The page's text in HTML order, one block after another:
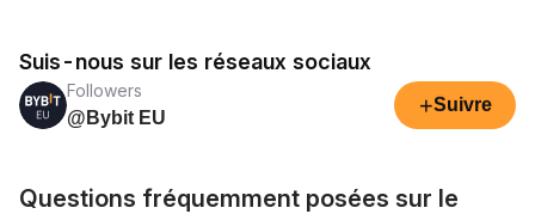
Suis-nous sur les réseaux sociaux
Followers
@Bybit EU
+Suivre
Questions fréquemment posées sur le